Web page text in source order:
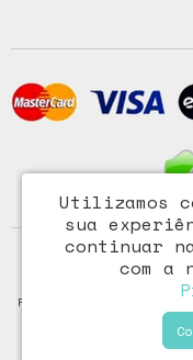
Access Comércio
Rua Paraiba, 318 –
Utilizamos
sua
continuar
com a